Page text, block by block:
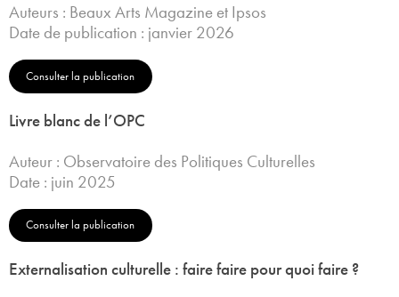
Auteurs : Beaux Arts Magazine et Ipsos
Date de publication : janvier 2026
Consulter la publication
Livre blanc de l’OPC
Auteur : Observatoire des Politiques Culturelles
Date : juin 2025
Consulter la publication
Externalisation culturelle : faire faire pour quoi faire ?